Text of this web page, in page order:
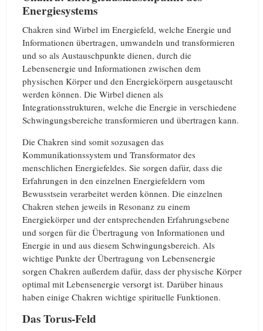
Energiesystems
Chakren sind Wirbel im Energiefeld, welche Energie und
Informationen übertragen, umwandeln und transformieren
und so als Austauschpunkte dienen, durch die
Lebensenergie und Informationen zwischen dem
physischen Körper und den Energiekörpern ausgetauscht
werden können. Die Wirbel dienen als
Integrationsstrukturen, welche die Energie in verschiedene
Schwingungsbereiche transformieren und übertragen kann.
Die Chakren sind somit sozusagen das
Kommunikationssystem und Transformator des
menschlichen Energiefeldes. Sie sorgen dafür, dass die
Erfahrungen in den einzelnen Energiefeldern vom
Bewusstsein verarbeitet werden können. Die einzelnen
Chakren stehen jeweils in Resonanz zu einem
Energiekörper und der entsprechenden Erfahrungsebene
und sorgen für die Übertragung von Informationen und
Energie in und aus diesem Schwingungsbereich. Als
wichtige Punkte der Übertragung von Lebensenergie
sorgen Chakren außerdem dafür, dass der physische Körper
optimal mit Lebensenergie versorgt ist. Darüber hinaus
haben einige Chakren wichtige spirituelle Funktionen.
Das Torus-Feld